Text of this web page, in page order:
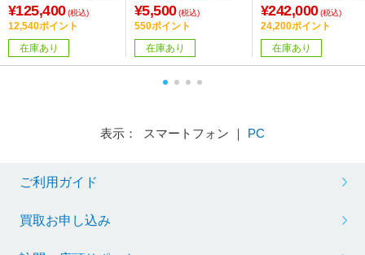
ト】 ［ニコンZ /ズー
ムレンズ］
¥125,400 (税込)
12,540ポイント
在庫あり
イヤレス(左右コード) /
カナル型 /Bluetooth対
応］
¥5,500 (税込)
550ポイント
在庫あり
4Kチューナー内蔵 /
uTube対応］
¥242,000 (税込)
24,200ポイント
在庫あり
表示： スマートフォン ｜ PC
ご利用ガイド
買取お申し込み